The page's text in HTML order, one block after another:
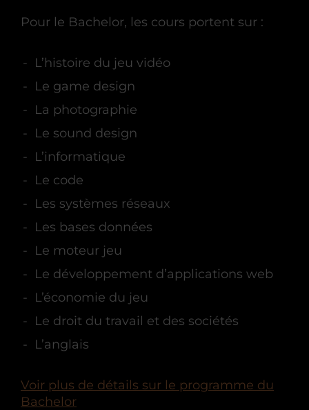
Pour le Bachelor, les cours portent sur :
L’histoire du jeu vidéo
Le game design
La photographie
Le sound design
L’informatique
Le code
Les systèmes réseaux
Les bases données
Le moteur jeu
Le développement d’applications web
L’économie du jeu
Le droit du travail et des sociétés
L’anglais
Voir plus de détails sur le programme du
Bachelor